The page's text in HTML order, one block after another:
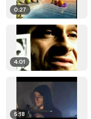
0:27
4:01
5:18